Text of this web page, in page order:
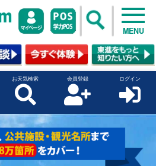
MENU
お天気検索 会員登録 ログイン